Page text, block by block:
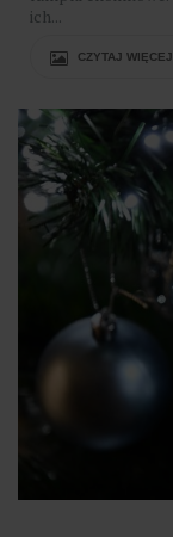
ich...
CZYTAJ WIĘCEJ